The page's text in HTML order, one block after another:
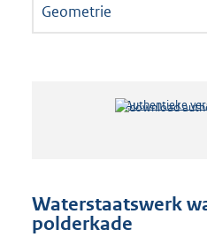
Geometrie
Authentieke
Waterstaatswerk
polderkade